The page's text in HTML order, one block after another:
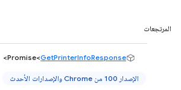
المرتجعات
Promise<GetPrinterInfoResponse
>
الإصدار 100 من Chrome والإصدارات الأحدث